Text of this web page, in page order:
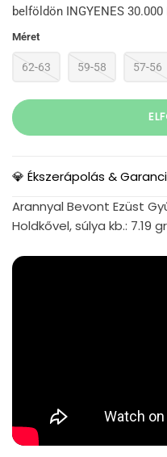
belföldön INGYENES
Méret
62-63 59-58 57-56
💎 Ékszerápolás &
Arannyal Bevont Ezüst
Holdkővel, súlya kb.: 7.19